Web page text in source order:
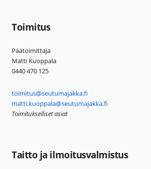
Toimitus
Päätoimittaja
Matti Kuoppala
0440 470 125
toimitus@seutumajakka.fi
matti.kuoppala@seutumajakka.fi
Toimitukselliset asiat
Taitto ja ilmoitusvalmistus